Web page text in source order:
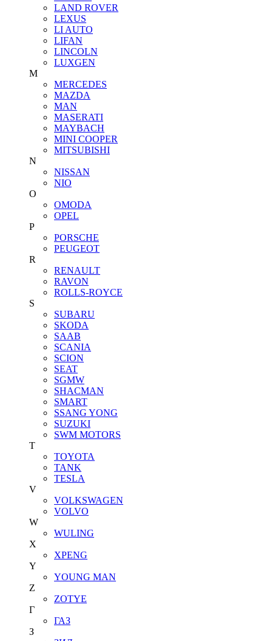
LAND ROVER
LEXUS
LI AUTO
LIFAN
LINCOLN
LUXGEN
M
MERCEDES
MAZDA
MAN
MASERATI
MAYBACH
MINI COOPER
MITSUBISHI
N
NISSAN
NIO
O
OMODA
OPEL
P
PORSCHE
PEUGEOT
R
RENAULT
RAVON
ROLLS-ROYCE
S
SUBARU
SKODA
SAAB
SCANIA
SCION
SEAT
SGMW
SHACMAN
SMART
SSANG YONG
SUZUKI
SWM MOTORS
T
TOYOTA
TANK
TESLA
V
VOLKSWAGEN
VOLVO
W
WULING
X
XPENG
Y
YOUNG MAN
Z
ZOTYE
Г
ГАЗ
З